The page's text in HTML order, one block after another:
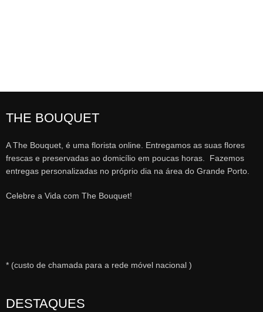
THE BOUQUET
A The Bouquet, é uma florista online. Entregamos as suas flores
frescas e preservadas ao domicílio em poucas horas. Fazemos
entregas personalizadas no próprio dia na área do Grande Porto.
Celebre a Vida com The Bouquet!
* (custo de chamada para a rede móvel nacional )
DESTAQUES